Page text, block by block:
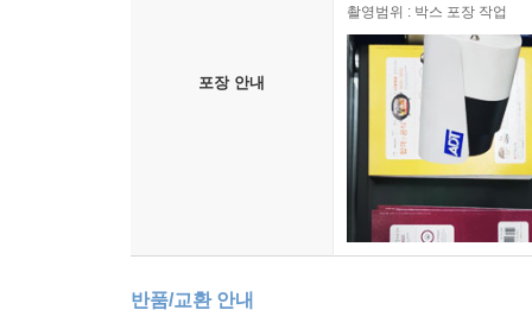
포장 안내
촬영범위 : 박스 포장 작업
반품/교환 안내